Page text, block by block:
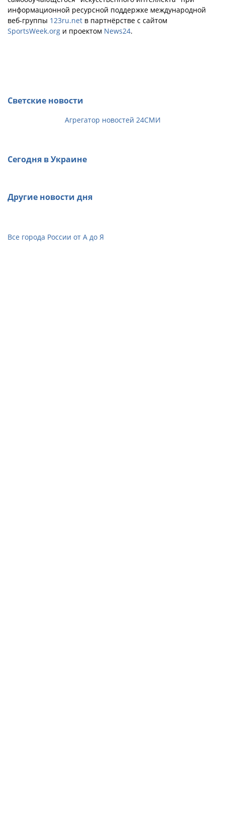
информационной ресурсной поддержке международной
веб-группы 123ru.net в партнёрстве с сайтом
SportsWeek.org и проектом News24.
Светские новости
Агрегатор новостей 24СМИ
Сегодня в Украине
Другие новости дня
Все города России от А до Я